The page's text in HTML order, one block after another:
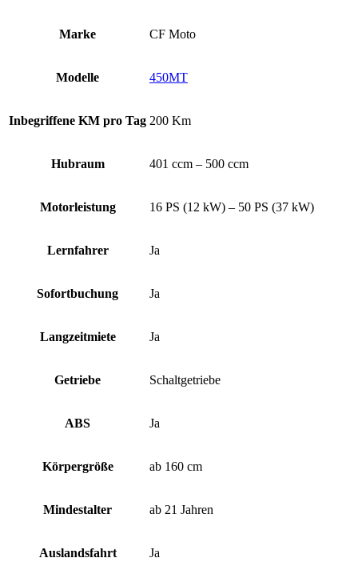
Marke CF Moto
Modelle 450MT
Inbegriffene KM pro Tag 200 Km
Hubraum 401 ccm – 500 ccm
Motorleistung 16 PS (12 kW) – 50 PS (37 kW)
Lernfahrer Ja
Sofortbuchung Ja
Langzeitmiete Ja
Getriebe Schaltgetriebe
ABS Ja
Körpergröße ab 160 cm
Mindestalter ab 21 Jahren
Auslandsfahrt Ja